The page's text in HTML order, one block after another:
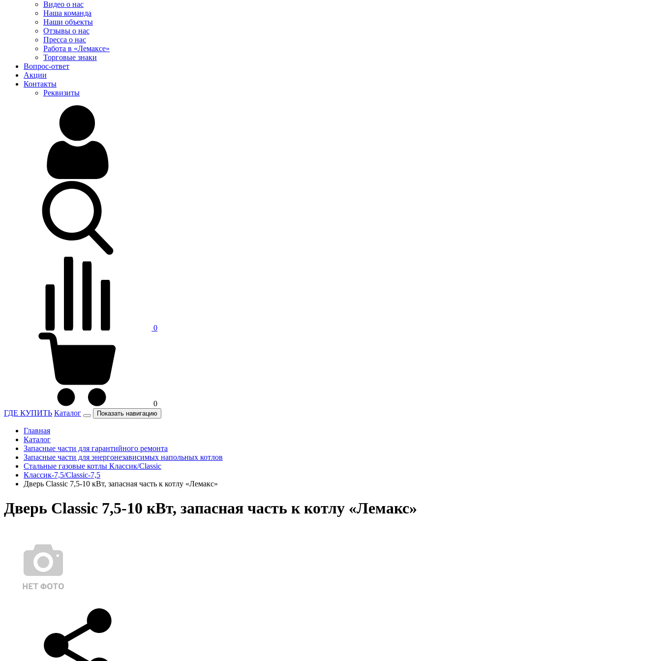
Видео о нас
Наша команда
Наши объекты
Отзывы о нас
Пресса о нас
Работа в «Лемаксе»
Торговые знаки
Вопрос-ответ
Акции
Контакты
Реквизиты
0
0
ГДЕ КУПИТЬ Каталог Показать навигацию
Главная
Каталог
Запасные части для гарантийного ремонта
Запасные части для энергонезависимых напольных котлов
Стальные газовые котлы Классик/Classic
Классик-7,5/Classic-7,5
Дверь Classic 7,5-10 кВт, запасная часть к котлу «Лемакс»
Дверь Classic 7,5-10 кВт, запасная часть к котлу «Лемакс»